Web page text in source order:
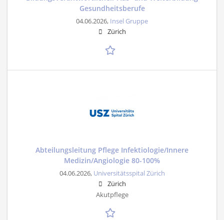
Gesundheitsberufe
04.06.2026, Insel Gruppe
Zürich
Abteilungsleitung Pflege Infektiologie/Innere
Medizin/Angiologie 80-100%
04.06.2026, Universitätsspital Zürich
Zürich
Akutpflege